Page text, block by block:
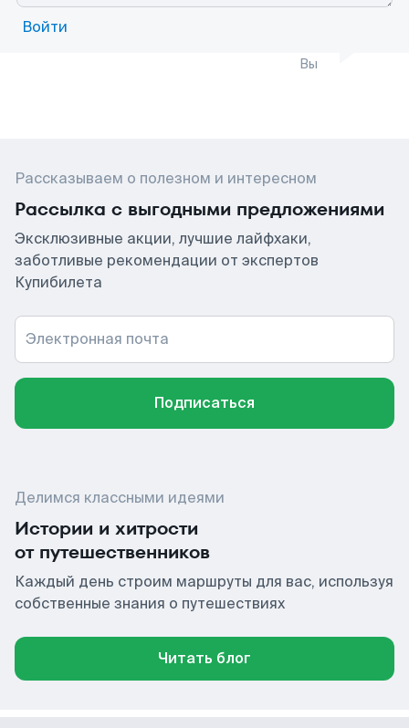
Войти
Вы
Рассказываем о полезном и интересном
Рассылка с выгодными предложениями
Эксклюзивные акции, лучшие лайфхаки,
заботливые рекомендации от экспертов
Купибилета
Электронная почта
Подписаться
Делимся классными идеями
Истории и хитрости
от путешественников
Каждый день строим маршруты для вас, используя
собственные знания о путешествиях
Читать блог